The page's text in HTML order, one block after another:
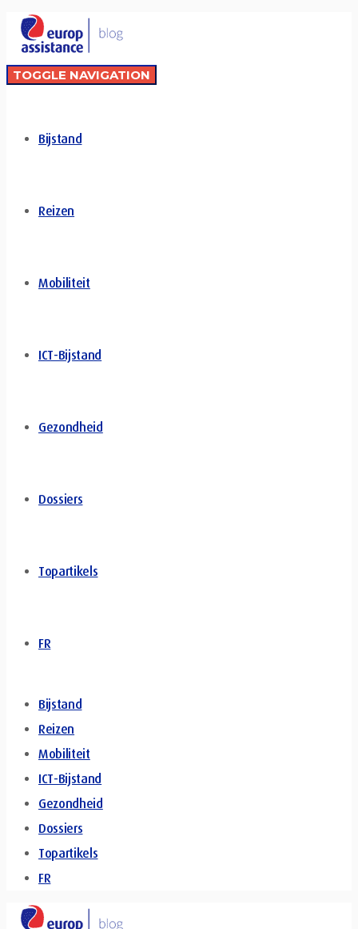
TOGGLE NAVIGATION
Bijstand
Reizen
Mobiliteit
ICT-Bijstand
Gezondheid
Dossiers
Topartikels
FR
Bijstand
Reizen
Mobiliteit
ICT-Bijstand
Gezondheid
Dossiers
Topartikels
FR